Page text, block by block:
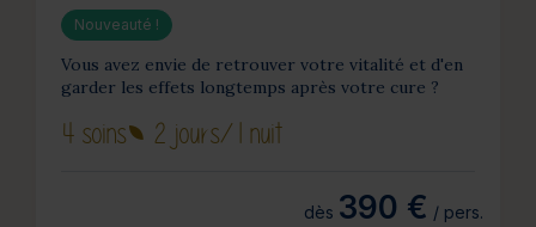
Nouveauté !
Vous avez envie de retrouver votre vitalité et d'en
garder les effets longtemps après votre cure ?
4 soins 2 jours/1 nuit
dès 390 € / pers.